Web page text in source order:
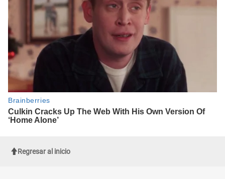
Regresar al inicio